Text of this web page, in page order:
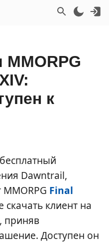
к
Dawntrail,
Final
клиент на
, приняв
Доступен он